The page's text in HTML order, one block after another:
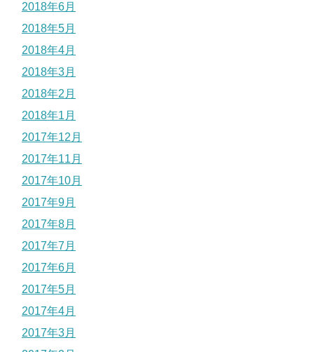
2018年6月
2018年5月
2018年4月
2018年3月
2018年2月
2018年1月
2017年12月
2017年11月
2017年10月
2017年9月
2017年8月
2017年7月
2017年6月
2017年5月
2017年4月
2017年3月